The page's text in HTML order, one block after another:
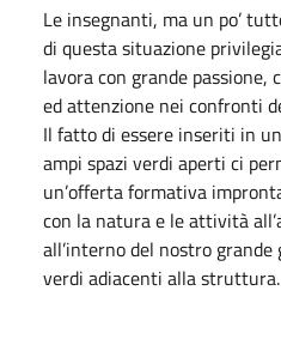
Le insegnanti, ma un po’
di questa situazione
lavora con grande passione,
ed attenzione nei confronti
Il fatto di essere inseriti in
ampi spazi verdi aperti ci
un’offerta formativa
con la natura e le attività
all’interno del nostro
verdi adiacenti alla struttura.